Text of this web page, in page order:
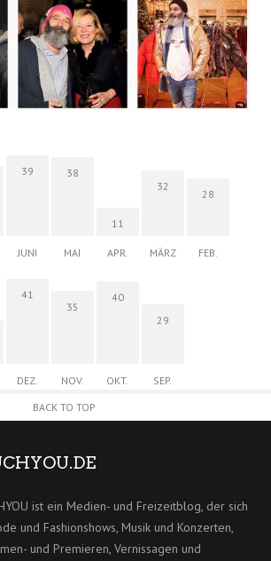
39
JUNI
38
MAI
11
APR.
32
MÄRZ
28
FEB.
41
DEZ.
35
NOV.
40
OKT.
29
SEP.
BACK TO TOP
ist ein Medien- und Freizeitblog, der sich
und Fashionshows, Musik und Konzerten,
und Premieren, Vernissagen und